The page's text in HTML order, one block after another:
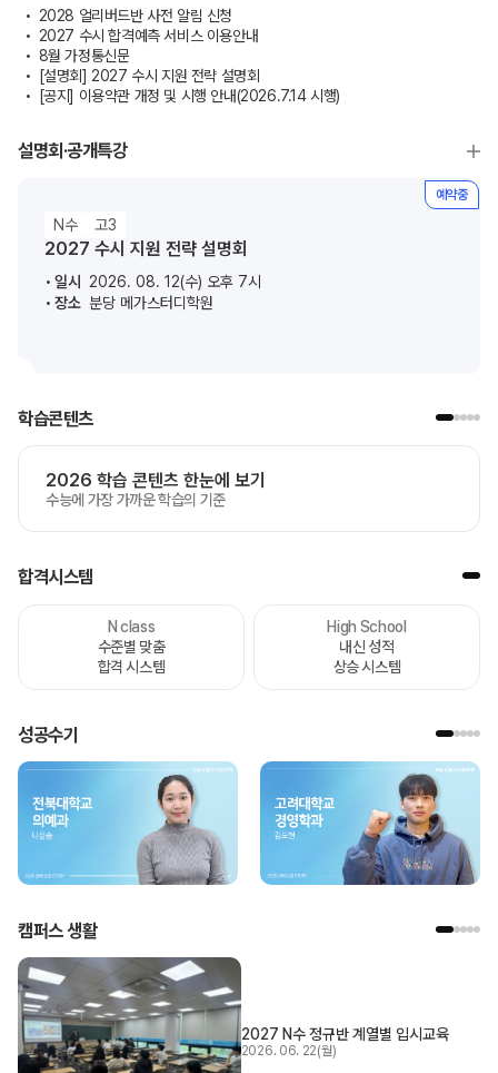
2028 얼리버드반 사전 알림 신청
2027 수시 합격예측 서비스 이용안내
8월 가정통신문
[설명회] 2027 수시 지원 전략 설명회
[공지] 이용약관 개정 및 시행 안내(2026.7.14 시행)
설명회·공개특강
N수 고3
2027 수시 지원 전략 설명회
일시 2026. 08. 12(수) 오후 7시
장소 분당 메가스터디학원
예약중
학습콘텐츠
2026 학습 콘텐츠 한눈에 보기
수능에 가장 가까운 학습의 기준
합격시스템
N class
수준별 맞춤
합격 시스템
High School
내신 성적
상승 시스템
성공수기
캠퍼스 생활
2027 N수 정규반 계열별 입시교육
2026. 06. 22(월)